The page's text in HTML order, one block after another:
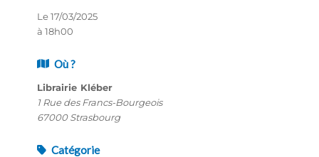
Le 17/03/2025
à 18h00
Où ?
Librairie Kléber
1 Rue des Francs-Bourgeois
67000 Strasbourg
Catégorie